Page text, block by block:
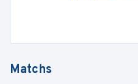
Matchs